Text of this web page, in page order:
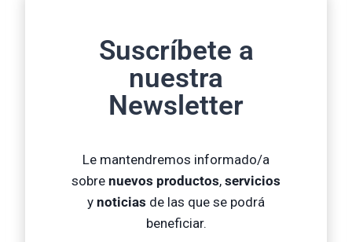
Suscríbete a
nuestra
Newsletter
Le mantendremos informado/a
sobre nuevos productos, servicios
y noticias de las que se podrá
beneficiar.